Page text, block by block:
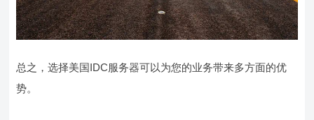
总之，选择美国IDC服务器可以为您的业务带来多方面的优
势。